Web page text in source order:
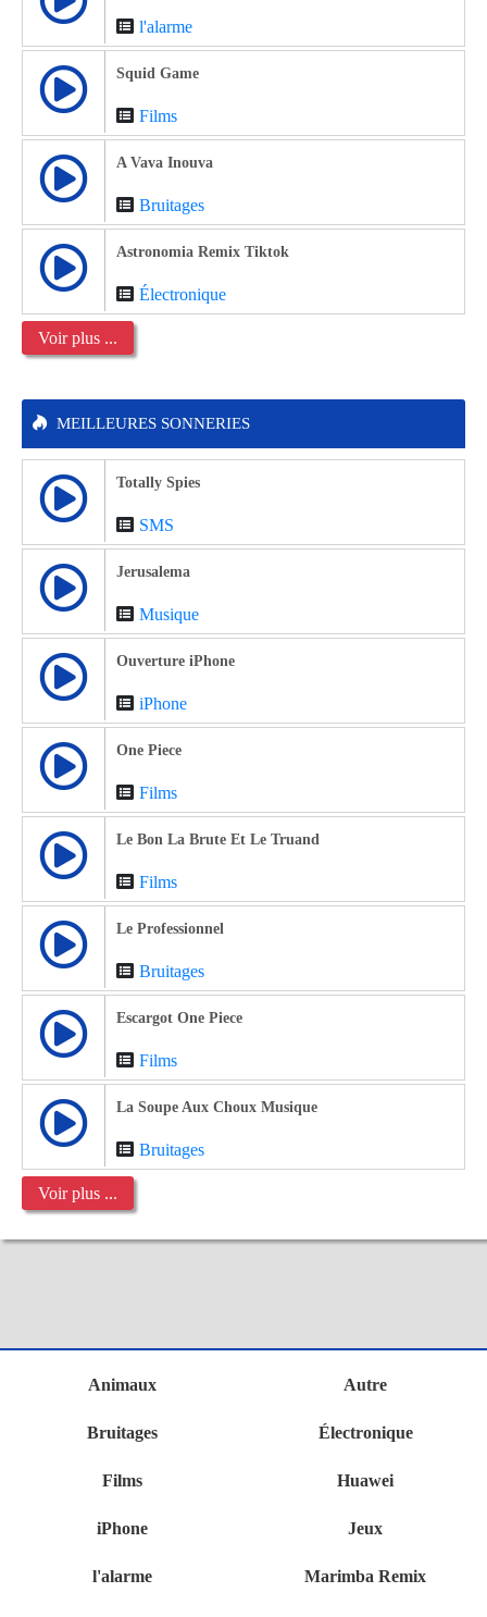
l'alarme
Squid Game
Films
A Vava Inouva
Bruitages
Astronomia Remix Tiktok
Électronique
Voir plus ...
MEILLEURES SONNERIES
Totally Spies
SMS
Jerusalema
Musique
Ouverture iPhone
iPhone
One Piece
Films
Le Bon La Brute Et Le Truand
Films
Le Professionnel
Bruitages
Escargot One Piece
Films
La Soupe Aux Choux Musique
Bruitages
Voir plus ...
Animaux Autre
Bruitages Électronique
Films Huawei
iPhone Jeux
l'alarme Marimba Remix